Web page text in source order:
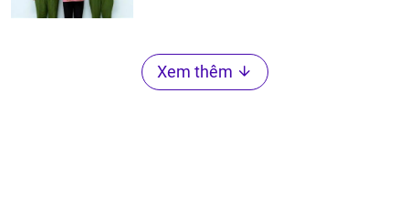
Xem thêm